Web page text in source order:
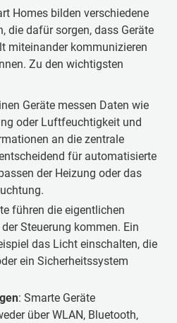
Türschlössern oder
ausgestattet sind.
: Auch in Bürogebäuden
setzt man immer mehr
zu erhöhen.
man, dass Smart Home-
nur in teuren Luxuswohnungen
zu finden sind. Die
und auch immer
Homes bilden verschiedene
die dafür sorgen, dass Geräte
miteinander kommunizieren
Zu den wichtigsten
Geräte messen Daten wie
oder Luftfeuchtigkeit und
an die zentrale
für automatisierte
der Heizung oder das
führen die eigentlichen
Steuerung kommen. Ein
das Licht einschalten, die
ein Sicherheitssystem
: Smarte Geräte
über WLAN, Bluetooth,